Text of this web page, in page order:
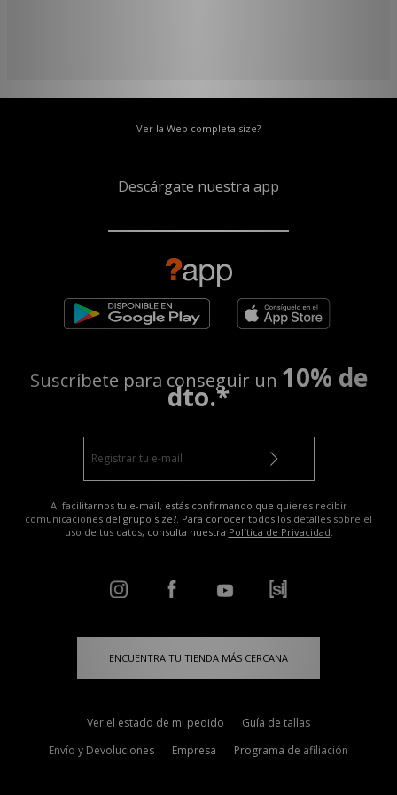
Ver la Web completa size?
Descárgate nuestra app
Suscríbete para conseguir un 10% de
dto.*
Al facilitarnos tu e-mail, estás confirmando que quieres recibir
comunicaciones del grupo size?. Para conocer todos los detalles sobre el
uso de tus datos, consulta nuestra Política de Privacidad
ENCUENTRA TU TIENDA MÁS CERCANA
Ver el estado de mi pedido
Guía de tallas
Envío y Devoluciones
Empresa Programa de afiliación